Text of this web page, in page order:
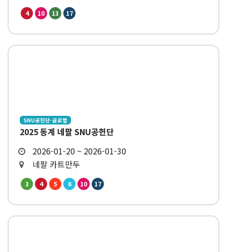
4 10 13 17
SNU공헌단-글로벌
2025 동계 네팔 SNU공헌단
2026-01-20 ~ 2026-01-30
네팔 카트만두
3 4 5 6 10 17